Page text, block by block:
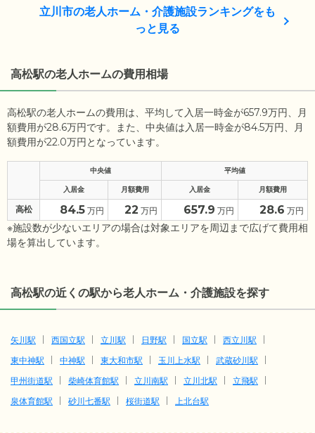
立川市の老人ホーム・介護施設ランキングをも
っと見る
高松駅の老人ホームの費用相場
高松駅の老人ホームの費用は、平均して入居一時金が657.9万円、月
額費用が28.6万円です。また、中央値は入居一時金が84.5万円、月
額費用が22.0万円となっています。
中央値 平均値
入居金 月額費用 入居金 月額費用
高松 84.5 万円 22 万円 657.9 万円 28.6 万円
※施設数が少ないエリアの場合は対象エリアを周辺まで広げて費用相
場を算出しています。
高松駅の近くの駅から老人ホーム・介護施設を探す
矢川駅 西国立駅 立川駅 日野駅 国立駅
西立川駅
東中神駅
中神駅 東大和市駅 玉川上水駅
武蔵砂川駅
甲州街道駅
柴崎体育館駅 立川南駅 立川北駅
立飛駅
泉体育館駅
砂川七番駅 桜街道駅 上北台駅